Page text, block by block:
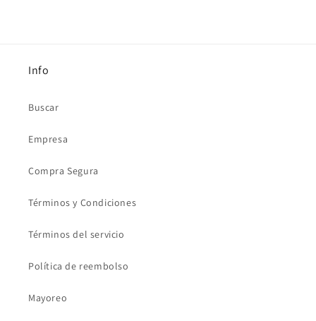
Info
Buscar
Empresa
Compra Segura
Términos y Condiciones
Términos del servicio
Política de reembolso
Mayoreo